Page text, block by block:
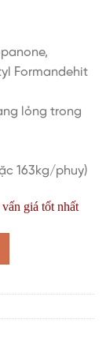
Formandehit
lỏng trong
163kg/phuy)
giá tốt nhất
| Axetone |